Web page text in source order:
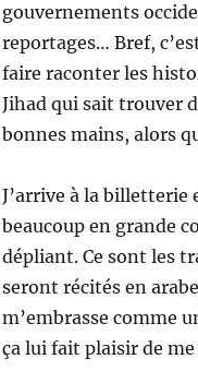
gouvernements
reportages… Bref,
faire raconter les
Jihad qui sait trouver
bonnes mains, alors
J’arrive à la billetterie
beaucoup en grande
dépliant. Ce sont les
seront récités en
m’embrasse comme
ça lui fait plaisir de